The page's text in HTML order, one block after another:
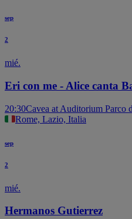
sep
2
mié.
Eri con me - Alice canta
20:30Cavea at Auditorium Parco
Rome, Lazio, Italia
sep
2
mié.
Hermanos Gutierrez